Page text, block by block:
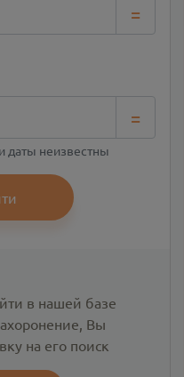
=
=
даты неизвестны
в нашей базе
Вы
на его поиск